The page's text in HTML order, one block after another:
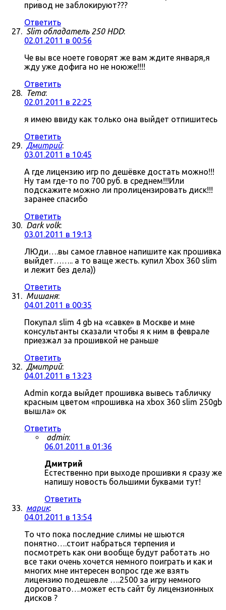
привод не заблокируют???
Ответить
Slim обладатель 250 HDD:
02.01.2011 в 00:56
Че вы все ноете говорят же вам ждите января,я
жду уже дофига но не ноюже!!!!
Ответить
Tema:
02.01.2011 в 22:25
я имею ввиду как только она выйдет отпишитесь
Ответить
Дмитрий:
03.01.2011 в 10:45
А где лицензию игр по дешёвке достать можно!!!
Ну там где-то по 700 руб. в среднем!!!Или
подскажите можно ли пролицензировать диск!!!
заранее спасибо
Ответить
Dark volk:
03.01.2011 в 19:13
ЛЮди….вы самое главное напишите как прошивка
выйдет…….. а то ваще жесть. купил Xbox 360 slim
и лежит без дела))
Ответить
Мишаня:
04.01.2011 в 00:35
Покупал slim 4 gb на «савке» в Москве и мне
консультанты сказали чтобы я к ним в феврале
приезжал за прошивкой не раньше
Ответить
Дмитрий:
04.01.2011 в 13:23
Admin когда выйдет прошивка вывесь табличку
красным цветом «прошивка на xbox 360 slim 250gb
вышла» ок
Ответить
admin:
06.01.2011 в 01:36
Дмитрий
Естественно при выходе прошивки я сразу же
напишу новость большими буквами тут!
Ответить
марик:
04.01.2011 в 13:54
То что пока последние слимы не шьются
понятно….стоит набраться терпения и
посмотреть как они вообще будут работать .но
все таки очень хочется немного поиграть и как и
многих мне интересен вопрос где же взять
лицензию подешевле ….2500 за игру немного
дороговато….может есть сайт бу лицензионных
дисков ?